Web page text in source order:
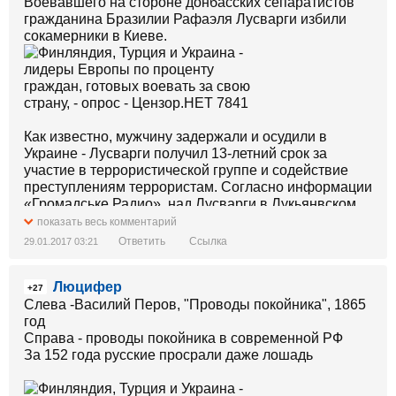
гражданина Бразилии Рафаэля Лусварги избили
сокамерники в Киеве.
Как известно, мужчину задержали и осудили в
Украине - Лусварги получил 13-летний срок за
участие в террористической группе и содействие
преступлениям террористам. Согласно информации
«Громадське Радио», над Лусварги в Лукьянвском
СИЗО устроили самосуд другие преступники.
Информацию об избиении бразильского наёмника
конфликта. Какие-либо подробности инцидента
между бразильским наёмником и его
сокамерниками не уточняются, однако известно, что
воевавший на стороне террористов получил
перелом обеих рук, о чём уже были оповещены
следствие займётся этим инцидентом.
показать весь комментарий
29.01.2017 03:21 Ответить Ссылка
+27
Люцифер
Слева -Василий Перов, "Проводы покойника", 1865
год
Справа - проводы покойника в современной РФ
За 152 года русские просрали даже лошадь